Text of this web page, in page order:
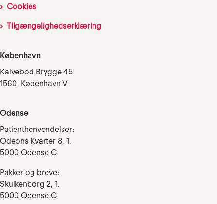
Cookies
Tilgængelighedserklæring
København
Kalvebod Brygge 45
1560 København V
Odense
Patienthenvendelser:
Odeons Kvarter 8, 1.
5000 Odense C
Pakker og breve:
Skulkenborg 2, 1.
5000 Odense C